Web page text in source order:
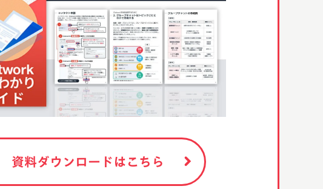
資料ダウンロードはこちら